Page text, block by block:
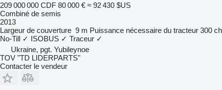
209 000 000 CDF 80 000 € ≈ 92 430 $US
Combiné de semis
2013
Largeur de couverture 9 m Puissance nécessaire du tracteur 300 ch
No-Till ✓ ISOBUS ✓ Traceur ✓
Ukraine, pgt. Yubileynoe
TOV "TD LIDERPARTS"
Contacter le vendeur